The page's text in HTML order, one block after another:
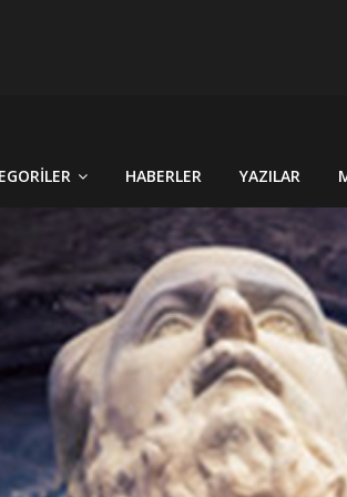
OLDU : TÜRKİYE´DE HİSTOPATOLOJİK
HABERLER YAZILAR